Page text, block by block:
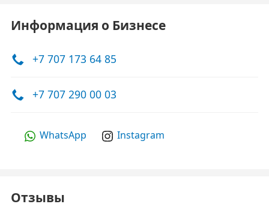
Информация о Бизнесе
+7 707 173 64 85
+7 707 290 00 03
WhatsApp Instagram
Отзывы